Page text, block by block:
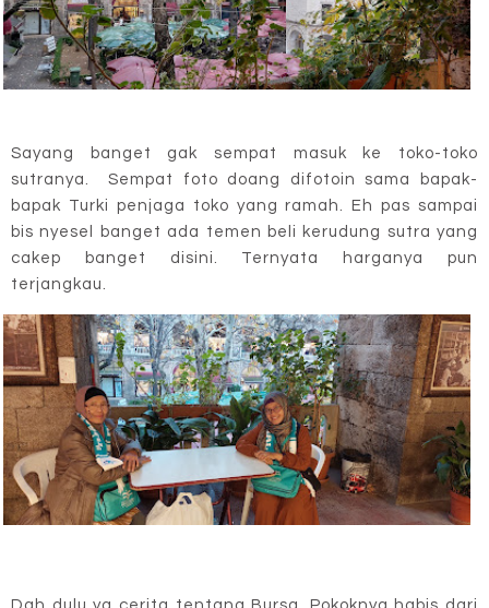
Sayang banget gak sempat masuk ke toko-toko
sutranya. Sempat foto doang difotoin sama bapak-
bapak Turki penjaga toko yang ramah. Eh pas sampai
bis nyesel banget ada temen beli kerudung sutra yang
cakep banget disini. Ternyata harganya pun
terjangkau.